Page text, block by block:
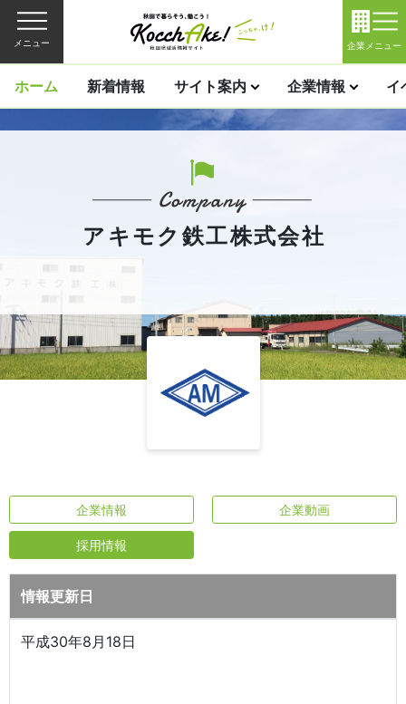
メニュー 企業メニュー
ホーム 新着情報 サイト案内 企業情報 イ
アキモク鉄工株式会社
企業情報 企業動画
採用情報
情報更新日
平成30年8月18日